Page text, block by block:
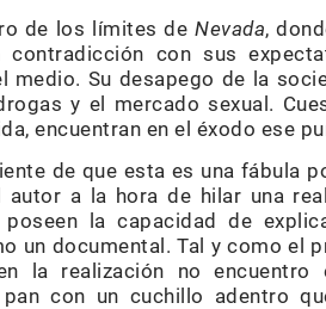
de los límites deNevada,
con sus
medio. Su desapego de la
y el mercado sexual.
encuentran en el éxodo ese
de que esta es una fábula
a la hora de hilar una
la capacidad de
un documental. Tal y como el
la realización no
con un cuchillo adentro